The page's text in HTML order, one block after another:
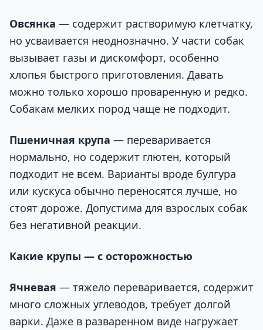
Овсянка — содержит растворимую клетчатку,
но усваивается неоднозначно. У части собак
вызывает газы и дискомфорт, особенно
хлопья быстрого приготовления. Давать
можно только хорошо проваренную и редко.
Собакам мелких пород чаще не подходит.
Пшеничная крупа — переваривается
нормально, но содержит глютен, который
подходит не всем. Варианты вроде булгура
или кускуса обычно переносятся лучше, но
стоят дороже. Допустима для взрослых собак
без негативной реакции.
Какие крупы — с осторожностью
Ячневая — тяжело переваривается, содержит
много сложных углеводов, требует долгой
варки. Даже в разваренном виде нагружает